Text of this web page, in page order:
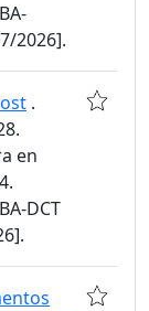
2026].
.
en
DCT